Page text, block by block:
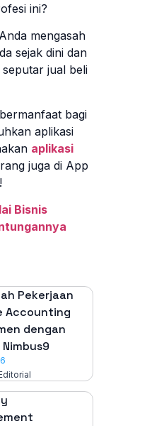
ini?
mengasah
sejak dini dan
jual beli
bagi
aplikasi
aplikasi
juga di App
Bisnis
Pekerjaan
Accounting
dengan